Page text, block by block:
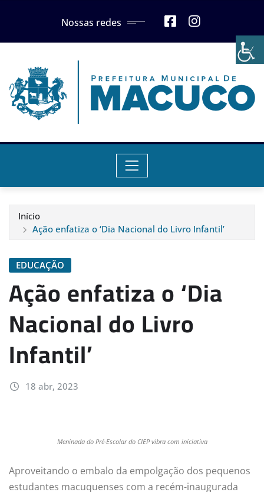
Nossas redes
Início
Ação enfatiza o ‘Dia Nacional do Livro Infantil’
EDUCAÇÃO
Ação enfatiza o ‘Dia
Nacional do Livro
Infantil’
18 abr, 2023
Meninada do Pré-Escolar do CIEP vibra com iniciativa
Aproveitando o embalo da empolgação dos pequenos
estudantes macuquenses com a recém-inaugurada